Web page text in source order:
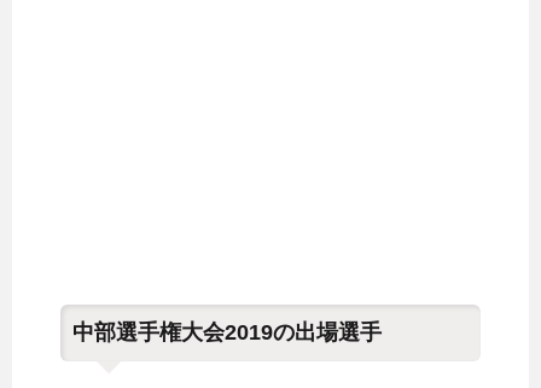
中部選手権大会2019の出場選手